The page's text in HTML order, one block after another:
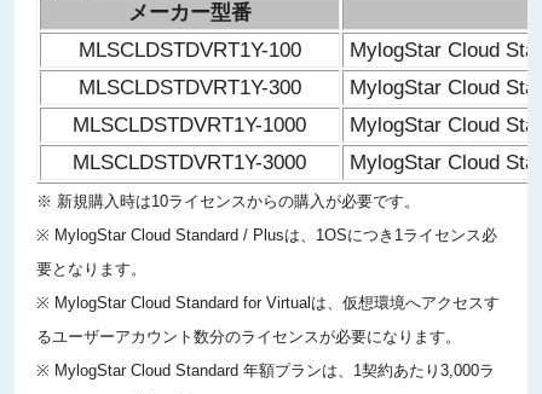
メーカー型番
MLSCLDSTDVRT1Y-100
MylogStar Cloud
MLSCLDSTDVRT1Y-300
MylogStar Cloud
MLSCLDSTDVRT1Y-1000
MylogStar Cloud
MLSCLDSTDVRT1Y-3000
MylogStar Cloud
※ 新規購入時は10ライセンスからの購入が必要です。
※ MylogStar Cloud Standard / Plusは、1OSにつき1ライセンス必
要となります。
※ MylogStar Cloud Standard for Virtualは、仮想環境へアクセスす
るユーザーアカウント数分のライセンスが必要になります。
※ MylogStar Cloud Standard 年額プランは、1契約あたり3,000ラ